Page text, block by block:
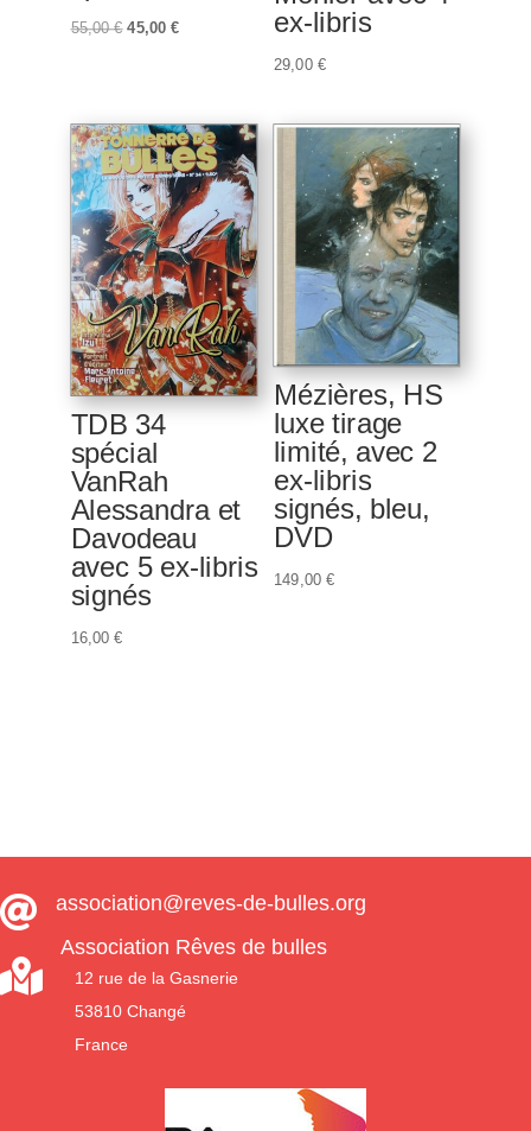
55,00€ Le
55,00 €.
45,00 €Le
45,00 €.
ex-libris
29,00 €
TDB 34
spécial
VanRah
Alessandra et
Davodeau
avec 5 ex-libris
signés
16,00€
Mézières, HS
luxe tirage
limité, avec 2
ex-libris
signés, bleu,
DVD
149,00 €
 association@reves-de-bulles.org

Association Rêves de bulles
12 rue de la Gasnerie
53810 Changé
France